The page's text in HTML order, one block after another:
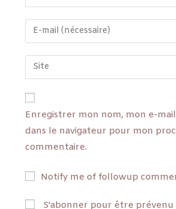
Enregistrer mon nom, mon e-
dans le navigateur pour mon
commentaire.
Notify me of followup
S'abonner pour être